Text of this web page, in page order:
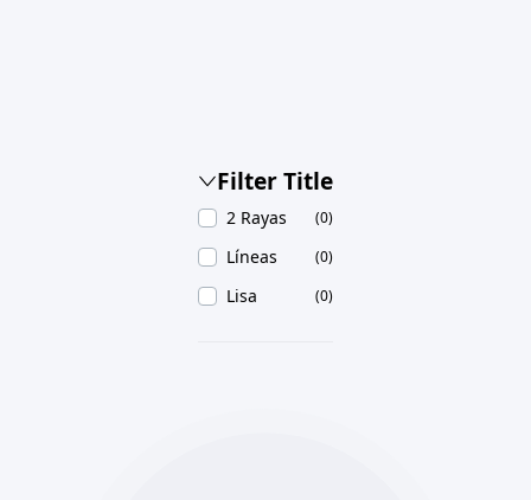
Filter Title
2 Rayas (0)
Líneas (0)
Lisa (0)